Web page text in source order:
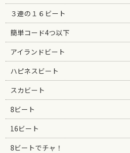
３連の１６ビート
簡単コード4つ以下
アイランドビート
ハピネスビート
スカビート
8ビート
16ビート
8ビートでチャ！